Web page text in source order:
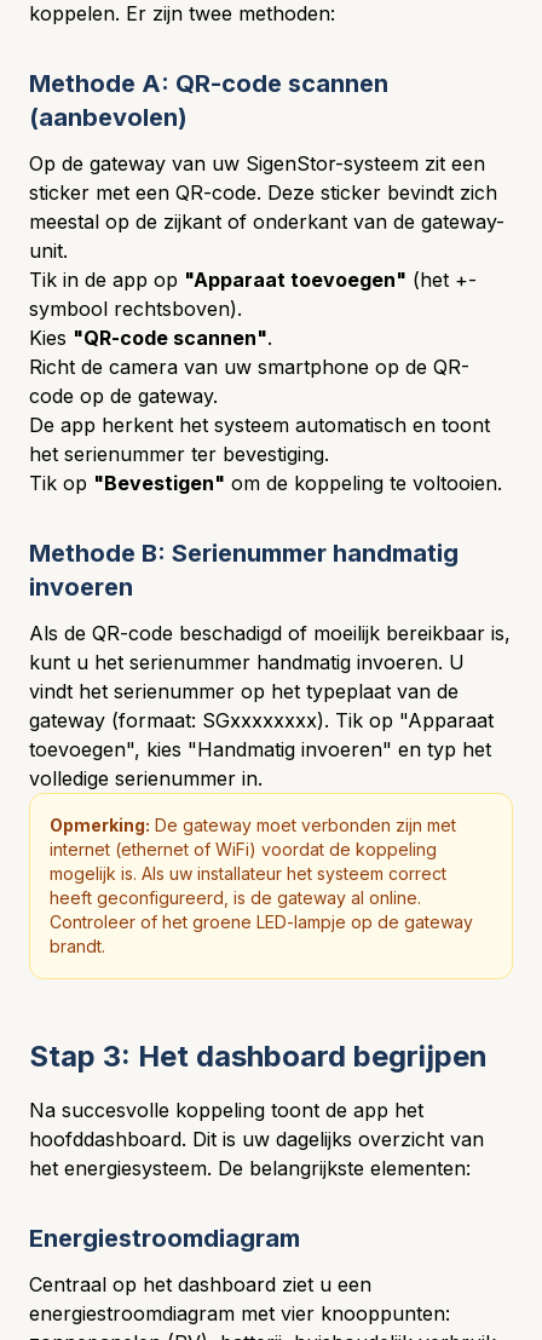
koppelen. Er zijn twee methoden:
Methode A: QR-code scannen
(aanbevolen)
Op de gateway van uw SigenStor-systeem zit een
sticker met een QR-code. Deze sticker bevindt zich
meestal op de zijkant of onderkant van de gateway-
unit.
Tik in de app op "Apparaat toevoegen" (het +-
symbool rechtsboven).
Kies "QR-code scannen".
Richt de camera van uw smartphone op de QR-
code op de gateway.
De app herkent het systeem automatisch en toont
het serienummer ter bevestiging.
Tik op "Bevestigen" om de koppeling te voltooien.
Methode B: Serienummer handmatig
invoeren
Als de QR-code beschadigd of moeilijk bereikbaar is,
kunt u het serienummer handmatig invoeren. U
vindt het serienummer op het typeplaat van de
gateway (formaat: SGxxxxxxxx). Tik op "Apparaat
toevoegen", kies "Handmatig invoeren" en typ het
volledige serienummer in.
Opmerking: De gateway moet verbonden zijn met
internet (ethernet of WiFi) voordat de koppeling
mogelijk is. Als uw installateur het systeem correct
heeft geconfigureerd, is de gateway al online.
Controleer of het groene LED-lampje op de gateway
brandt.
Stap 3: Het dashboard begrijpen
Na succesvolle koppeling toont de app het
hoofddashboard. Dit is uw dagelijks overzicht van
het energiesysteem. De belangrijkste elementen:
Energiestroomdiagram
Centraal op het dashboard ziet u een
energiestroomdiagram met vier knooppunten: